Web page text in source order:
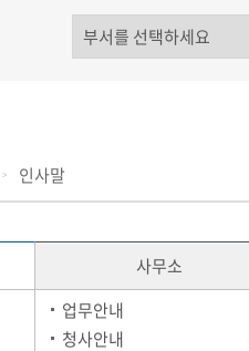
인사말
사무소
업무안내
청사안내